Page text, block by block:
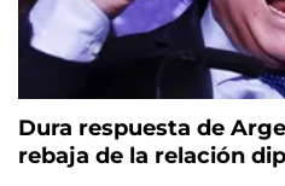
Dura respuesta de
rebaja de la relación